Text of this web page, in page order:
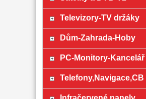
Televizory-TV držáky
Dům-Zahrada-Hoby
PC-Monitory-Kancelář
Telefony,Navigace,CB